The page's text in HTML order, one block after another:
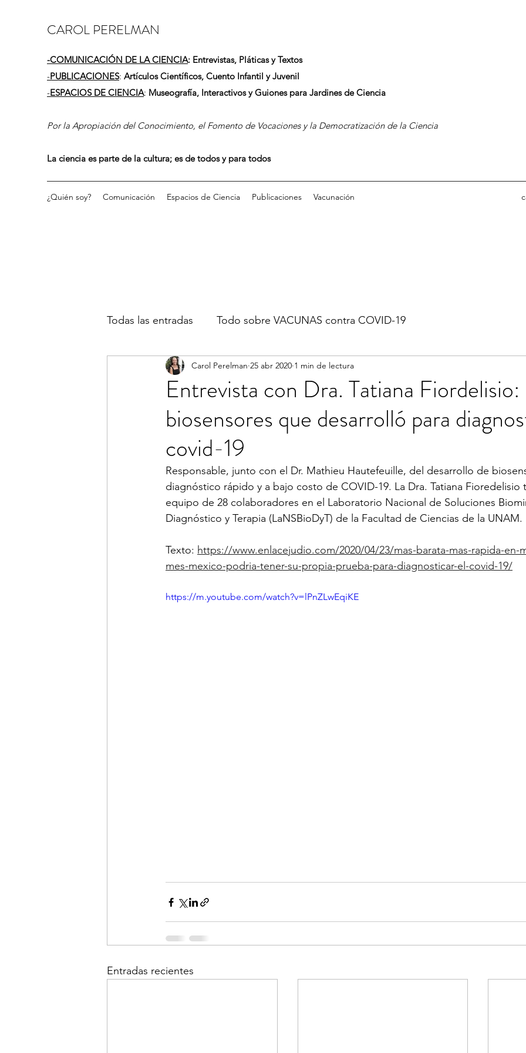
CAROL PERELMAN
-COMUNICACIÓN DE LA CIENCIA: Entrevistas, Pláticas y Textos
-PUBLICACIONES: Artículos Científicos, Cuento Infantil y Juvenil
-ESPACIOS DE CIENCIA: Museografía, Interactivos y Guiones para Jardines de Ciencia
Por la Apropiación del Conocimiento, el Fomento de Vocaciones y la Democratización de la Ciencia
La ciencia es parte de la cultura; es de todos y para todos
¿Quién soy? Comunicación Espacios de Ciencia Publicaciones Vacunación
Todas las entradas Todo sobre VACUNAS contra COVID-19
Entrevista con Dra. Tatiana Fiordelisio:
biosensores que desarrolló para
covid-19
Carol Perelman 25 abr 2020 1 min de lectura
Responsable, junto con el Dr. Mathieu Hautefeuille, del desarrollo de
diagnóstico rápido y a bajo costo de COVID-19. La Dra. Tatiana Fioredelisio
equipo de 28 colaboradores en el Laboratorio Nacional de Soluciones
Diagnóstico y Terapia (LaNSBioDyT) de la Facultad de Ciencias de la UNAM.
Texto: https://www.enlacejudio.com/2020/04/23/mas-barata-mas-rapida-en-
mes-mexico-podria-tener-su-propia-prueba-para-diagnosticar-el-covid-19/
https://m.youtube.com/watch?v=lPnZLwEqiKE
Entradas recientes